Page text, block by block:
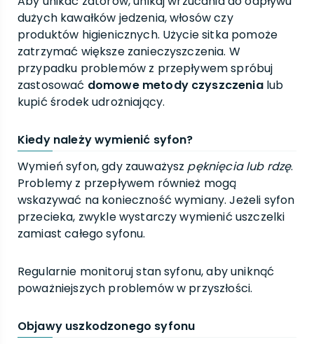
dużych kawałków jedzenia, włosów czy
produktów higienicznych. Użycie sitka pomoże
zatrzymać większe zanieczyszczenia. W
przypadku problemów z przepływem spróbuj
zastosować domowe metody czyszczenialub
kupić środek udrożniający.
Kiedy należy wymienić syfon?
Wymień syfon, gdy zauważysz pęknięcia lub rdzę.
Problemy z przepływem również mogą
wskazywać na konieczność wymiany. Jeżeli syfon
przecieka, zwykle wystarczy wymienić uszczelki
zamiast całego syfonu.
Regularnie monitoruj stan syfonu, aby uniknąć
poważniejszych problemów w przyszłości.
Objawy uszkodzonego syfonu